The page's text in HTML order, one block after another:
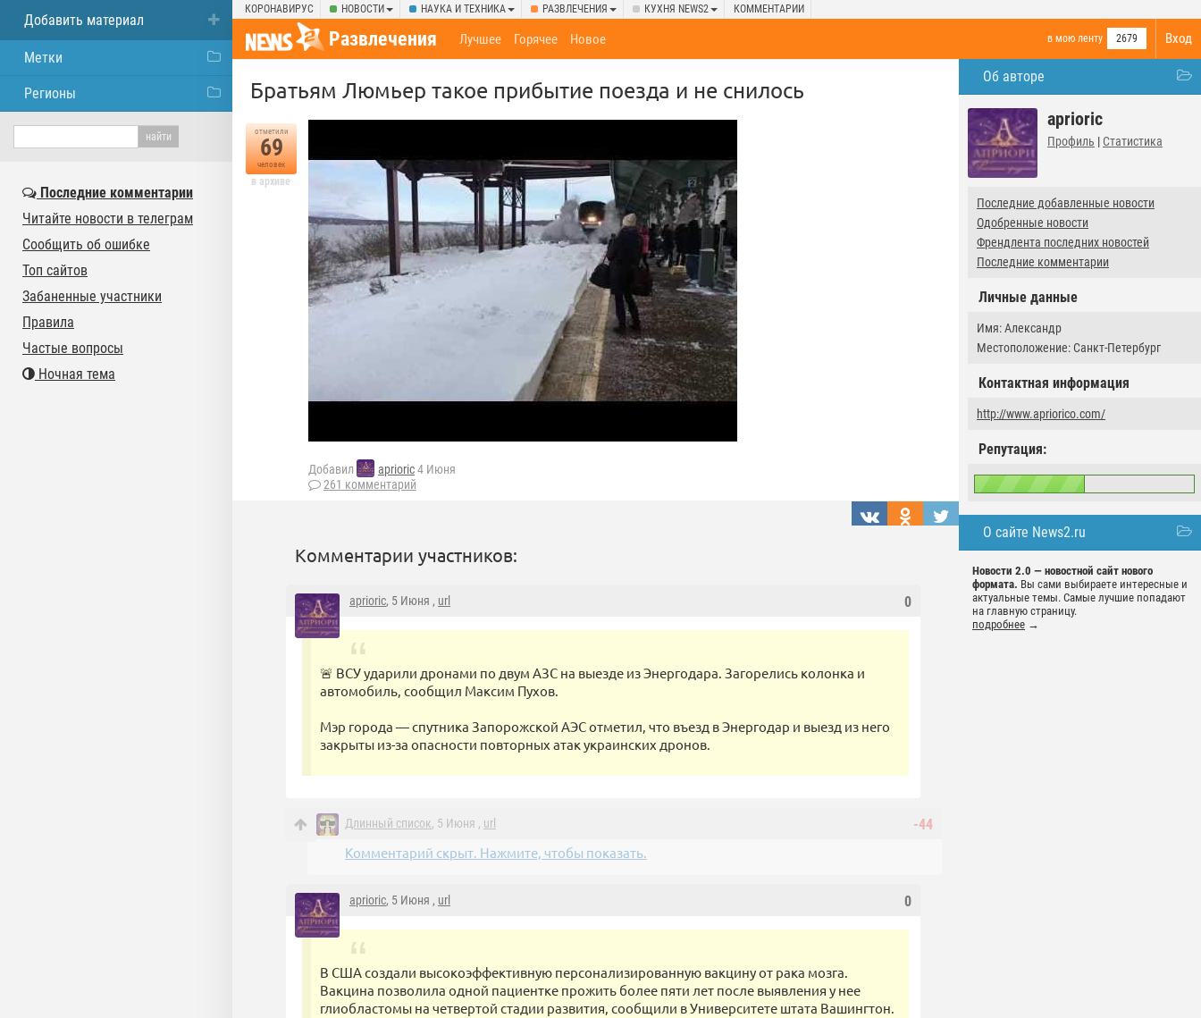
КОРОНАВИРУС НОВОСТИ НАУКА И ТЕХНИКА РАЗВЛЕЧЕНИЯ КУХНЯ NEWS2 КОММЕНТАРИИ
Вход
Развлечения в мою ленту 2679
Лучшее Горячее Новое
Об авторе
aprioric
Профиль | Статистика
Последние добавленные новости
Одобренные новости
Френдлента последних новостей
Последние комментарии
Личные данные
Имя: Александр
Местоположение: Санкт-Петербург
Контактная информация
http://www.apriorico.com/
Репутация:
О сайте News2.ru
Новости 2.0 — новостной сайт нового
формата. Вы сами выбираете интересные и
актуальные темы. Самые лучшие попадают
на главную страницу.
подробнее →
Братьям Люмьер такое прибытие поезда и не снилось
отметили
69
человек
в архиве
Добавил aprioric4 Июня
261 комментарий
Комментарии участников:
0
aprioric, 5 Июня , url
🚨 ВСУ ударили дронами по двум АЗС на выезде из Энергодара. Загорелись колонка и
автомобиль, сообщил Максим Пухов.
Мэр города — спутника Запорожской АЭС отметил, что въезд в Энергодар и выезд из него
закрыты из-за опасности повторных атак украинских дронов.
-44
Длинный список, 5 Июня , url
Комментарий скрыт. Нажмите, чтобы показать.
0
aprioric, 5 Июня , url
В США создали высокоэффективную персонализированную вакцину от рака мозга.
Вакцина позволила одной пациентке прожить более пяти лет после выявления у нее
глиобластомы на четвертой стадии развития, сообщили в Университете штата Вашингтон.
Добавить материал
Метки
Регионы
Последние комментарии
Читайте новости в телеграм
Сообщить об ошибке
Топ сайтов
Забаненные участники
Правила
Частые вопросы
Ночная тема